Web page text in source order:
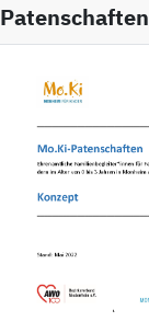
Patenschaften